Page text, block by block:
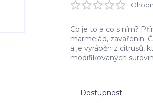
Co je to a co s ním?
marmelád, zavařenin.
a je vyráběn z citrusů,
modifikovaných
Dostupnost